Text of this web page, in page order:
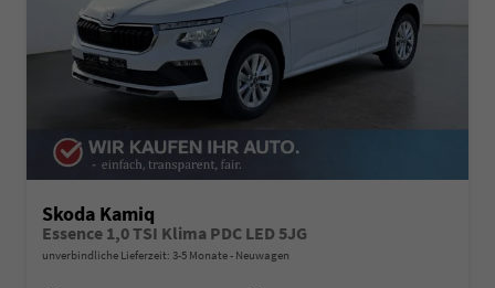
Skoda Kamiq
Essence 1,0 TSI Klima PDC LED 5JG
unverbindliche Lieferzeit: 3-5 Monate Neuwagen